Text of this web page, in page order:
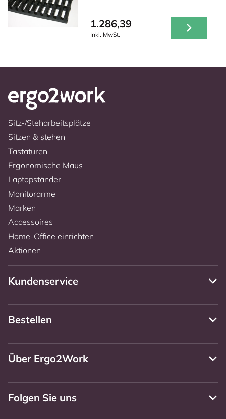
1.286,39
Inkl. MwSt.
Sitz-/Steharbeitsplätze
Sitzen & stehen
Tastaturen
Ergonomische Maus
Laptopständer
Monitorarme
Marken
Accessoires
Home-Office einrichten
Aktionen
Kundenservice
Bestellen
Über Ergo2Work
Folgen Sie uns